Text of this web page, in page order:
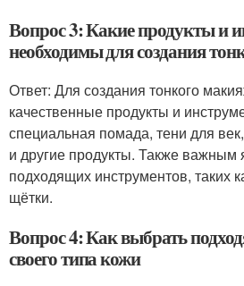
Вопрос 3: Какие продукты и
необходимы для создания
Ответ: Для создания тонкого
качественные продукты и
специальная помада, тени для
и другие продукты. Также важным
подходящих инструментов, таких
щётки.
Вопрос 4: Как выбрать
своего типа кожи